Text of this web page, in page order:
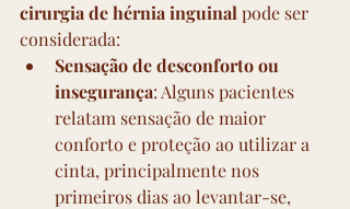
cirurgia de hérnia inguinal pode ser
considerada:
Sensação de desconforto ou
insegurança: Alguns pacientes
relatam sensação de maior
conforto e proteção ao utilizar a
cinta, principalmente nos
primeiros dias ao levantar-se,